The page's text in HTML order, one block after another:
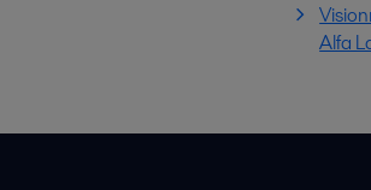
Alfa